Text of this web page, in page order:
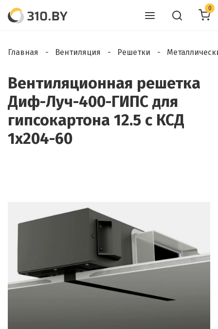
0
Главная Вентиляция Решетки
Вентиляционная решетка
Диф-Луч-400-ГИПС для
гипсокартона 12.5 с КСД
1х204-60